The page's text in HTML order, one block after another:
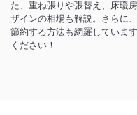
た、重ね張りや張替え、床暖
ザインの相場も解説。さらに
節約する方法も網羅していま
ください！